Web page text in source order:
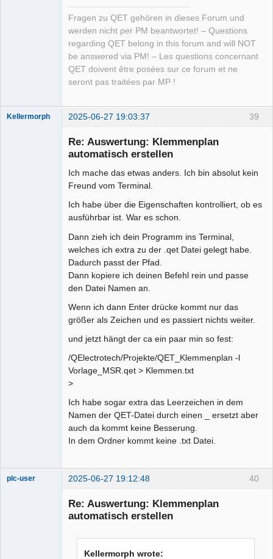
Fragen zu QET gehören in dieses Forum und
werden nicht per PM beantwortet! – Questions
regarding QET belong in this forum and will NOT
be answered via PM! – Les questions concernant
QET doivent être posées sur ce forum et ne
seront pas traitées par MP !
39
Kellermorph 2025-06-27 19:03:37
Re: Auswertung: Klemmenplan
automatisch erstellen
Ich mache das etwas anders. Ich bin absolut kein
Freund vom Terminal.
Ich habe über die Eigenschaften kontrolliert, ob es
ausführbar ist. War es schon.
Dann zieh ich dein Programm ins Terminal,
welches ich extra zu der .qet Datei gelegt habe.
Dadurch passt der Pfad.
Dann kopiere ich deinen Befehl rein und passe
den Datei Namen an.
Wenn ich dann Enter drücke kommt nur das
größer als Zeichen und es passiert nichts weiter.
und jetzt hängt der ca ein paar min so fest:
/QElectrotech/Projekte/QET_Klemmenplan -l
Vorlage_MSR.qet > Klemmen.txt
>
Ich habe sogar extra das Leerzeichen in dem
Namen der QET-Datei durch einen _ ersetzt aber
auch da kommt keine Besserung.
In dem Ordner kommt keine .txt Datei.
40
plc-user 2025-06-27 19:12:48
Re: Auswertung: Klemmenplan
automatisch erstellen
Kellermorph wrote: